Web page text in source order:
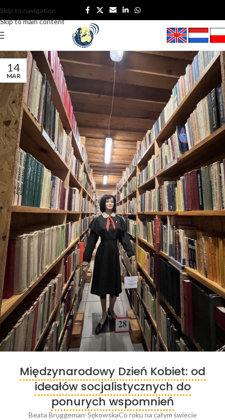
Skip to navigation
Skip to main content
14
MAR
Międzynarodowy Dzień Kobiet: od
ideałów socjalistycznych do
ponurych wspomnień
Beata Bruggeman-SękowskaCo roku na całym świecie